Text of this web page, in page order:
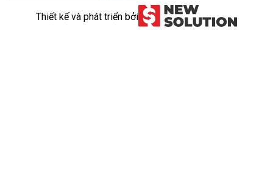
Thiết kế và phát triển bởi